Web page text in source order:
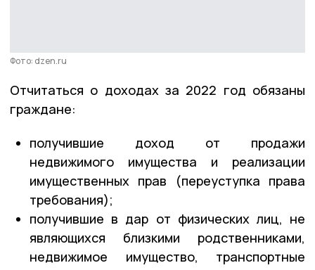
Фото: dzen.ru
Отчитаться о доходах за 2022 год обязаны
граждане:
получившие доход от продажи
недвижимого имущества и реализации
имущественных прав (переуступка права
требования);
получившие в дар от физических лиц, не
являющихся близкими родственниками,
недвижимое имущество, транспортные